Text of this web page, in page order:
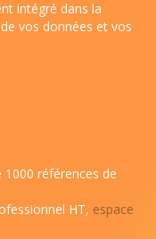
intégré dans la
vos données et vos
références de
HT, espace